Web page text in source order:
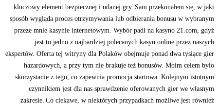
kluczowy element bezpiecznej i udanej gry.|Sam przekonałem się, w jaki
sposób wygląda proces otrzymywania lub odbierania bonusu w wybranym
przeze mnie kasynie internetowym. Wybór padł na kasyno 21.com, gdyż
jest to jedno z najbardziej polecanych kasyn online przez naszych
ekspertów. Oferta tej witryny dla Polaków obejmuje ponad dwa tysiące gier
hazardowych, a przy tym nie brakuje też bonusów. Moim celem było
skorzystanie z tego, co zapewnia promocja startowa. Kolejnym istotnym
czynnikiem jest dla nas sprawdzenie oferowanych gier we własnym
zakresie.|Co ciekawe, w niektórych przypadkach możliwe jest również